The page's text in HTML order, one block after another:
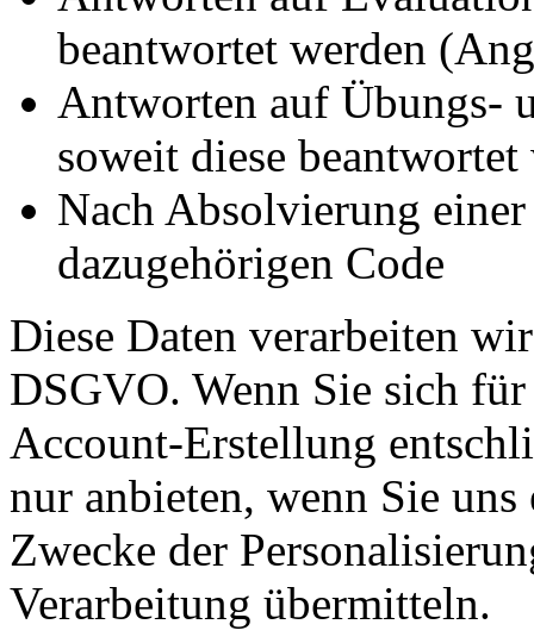
beantwortet werden
Antworten auf Übungs-
soweit diese
Nach Absolvierung
dazugehörigen Code
Diese Daten verarbeiten
DSGVO. Wenn Sie sich
Account-Erstellung
nur anbieten, wenn Sie
Zwecke der
Verarbeitung übermitteln.